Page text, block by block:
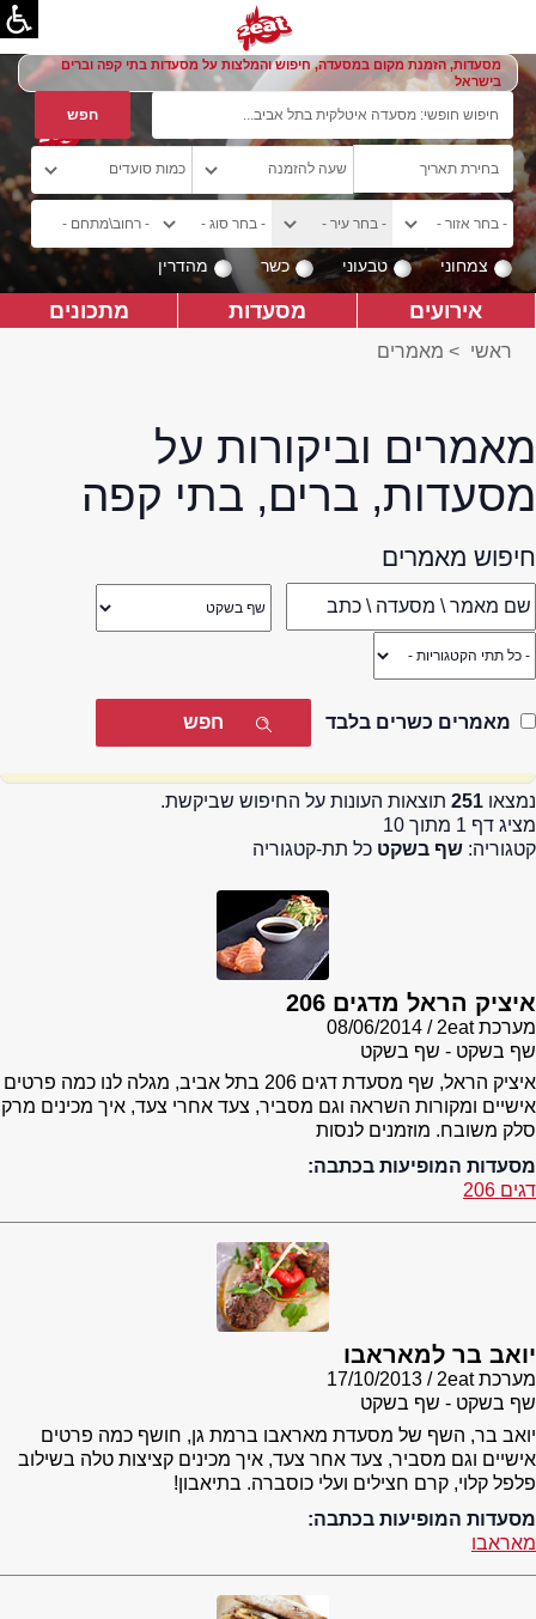
מסעדות, הזמנת מקום במסעדה, חיפוש והמלצות על מסעדות בתי קפה וברים
בישראל
צמחוני טבעוני כשר מהדרין
אירועים מסעדות מתכונים
ראשי > מאמרים
מאמרים וביקורות על
מסעדות, ברים, בתי קפה
חיפוש מאמרים
מאמרים כשרים בלבד
נמצאו 251 תוצאות העונות על החיפוש שביקשת.
מציג דף 1 מתוך 10
קטגוריה: שף בשקט כל תת-קטגוריה
איציק הראל מדגים 206
מערכת 2eat
08/06/2014
שף בשקט - שף בשקט
איציק הראל, שף מסעדת דגים 206 בתל אביב, מגלה לנו כמה פרטים
אישיים ומקורות השראה וגם מסביר, צעד אחרי צעד, איך מכינים מרק
סלק משובח. מוזמנים לנסות
מסעדות המופיעות בכתבה:
דגים 206
יואב בר למאראבו
מערכת 2eat
17/10/2013
שף בשקט - שף בשקט
יואב בר, השף של מסעדת מאראבו ברמת גן, חושף כמה פרטים
אישיים וגם מסביר, צעד אחר צעד, איך מכינים קציצות טלה בשילוב
פלפל קלוי, קרם חצילים ועלי כוסברה. בתיאבון!
מסעדות המופיעות בכתבה:
מאראבו